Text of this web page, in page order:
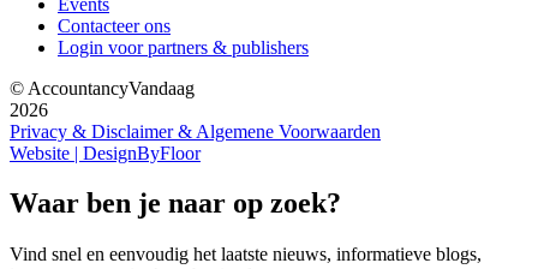
Contacteer ons
Login voor partners & publishers
© AccountancyVandaag
2026
Privacy & Disclaimer & Algemene Voorwaarden
Website | DesignByFloor
Waar ben je naar op zoek?
Vind snel en eenvoudig het laatste nieuws, informatieve blogs,